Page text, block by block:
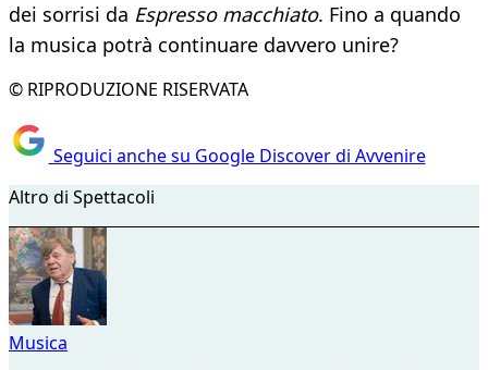
dei sorrisi da Espresso macchiato. Fino a quando
la musica potrà continuare davvero unire?
© RIPRODUZIONE RISERVATA
Seguici anche su Google Discover di Avvenire
Altro di Spettacoli
Musica